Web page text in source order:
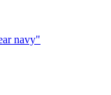
navy"